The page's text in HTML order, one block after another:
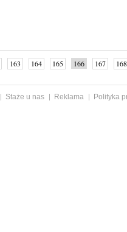
163 164 165 166 167
168
Staże u nas Reklama
Polityka